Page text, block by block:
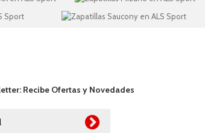
Recibe Ofertas y Novedades